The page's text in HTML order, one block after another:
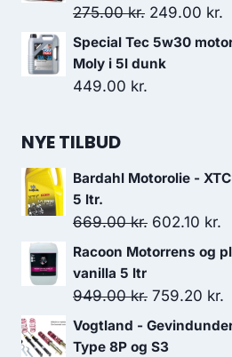
275.00kr. Den
oprindelige
pris
249.00 kr.
Special Tec 5w30
Moly i 5l dunk
449.00 kr.
NYE TILBUD
Bardahl Motorolie -
5 ltr.
669.00kr. Den
oprindelige
var:
669.00 kr..
602.10 kr.
Racoon Motorrens og
vanilla 5 ltr
949.00kr. Den
oprindelige
pris
759.20 kr.
Vogtland -
Type 8P og S3